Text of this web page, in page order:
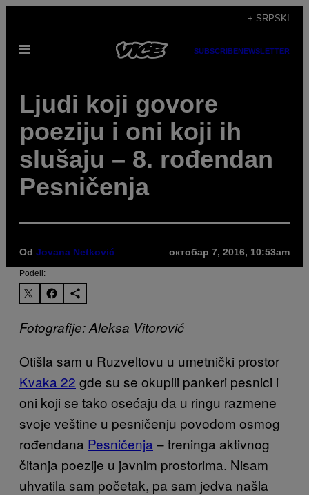
садржај
+ SRPSKI
Otvori
SUBSCRIBENEWSLETTER
Ljudi koji govore
poeziju i oni koji ih
slušaju – 8. rođendan
Pesničenja
Od Jovana Netković октобар 7, 2016, 10:53am
Podeli:
Fotografije: Aleksa Vitorović
Otišla sam u Ruzveltovu u umetnički prostor
Kvaka 22 gde su se okupili pankeri pesnici i
oni koji se tako osećaju da u ringu razmene
svoje veštine u pesničenju povodom osmog
rođendana Pesničenja – treninga aktivnog
čitanja poezije u javnim prostorima. Nisam
uhvatila sam početak, pa sam jedva našla